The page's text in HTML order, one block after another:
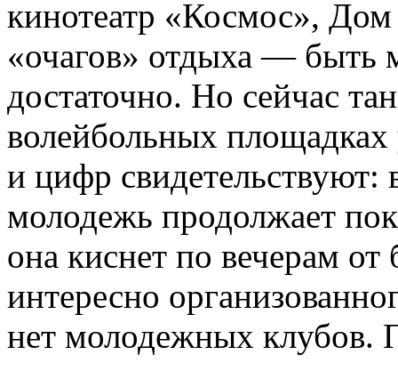
кинотеатр «Космос»,
«очагов» отдыха — быть
достаточно. Но сейчас
волейбольных
и цифр свидетельствуют:
молодежь продолжает
она киснет по вечерам от
интересно
нет молодежных клубов.